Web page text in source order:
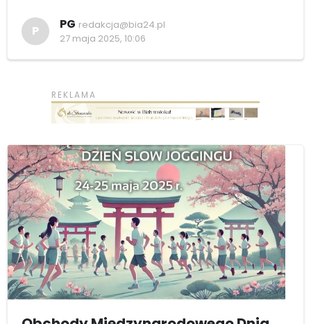
P PG redakcja@bia24.pl
27 maja 2025, 10:06